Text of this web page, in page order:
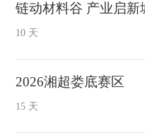
链动材料谷 产业启新
10 天
2026湘超娄底赛区
15 天